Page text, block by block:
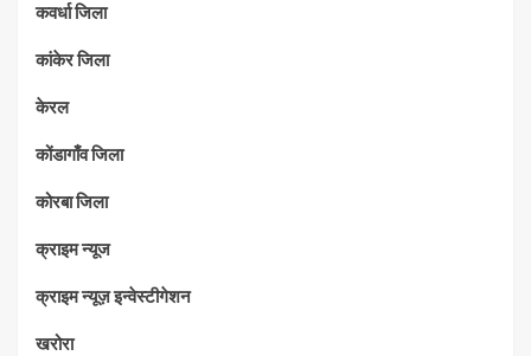
कवर्धा जिला
कांकेर जिला
केरल
कोंडागाँव जिला
कोरबा जिला
क्राइम न्यूज
क्राइम न्यूज़ इन्वेस्टीगेशन
खरोरा